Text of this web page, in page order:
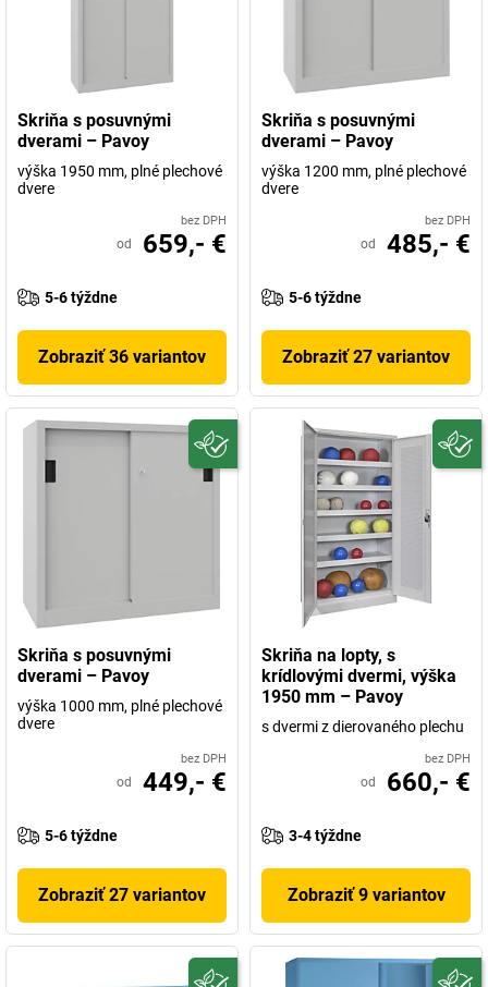
Skriňa s posuvnými
dverami – Pavoy
výška 1950 mm, plné plechové
dvere
bez DPH
od 659,- €
5-6 týždne
Zobraziť 36 variantov
Skriňa s posuvnými
dverami – Pavoy
výška 1200 mm, plné plechové
dvere
bez DPH
od 485,- €
5-6 týždne
Zobraziť 27 variantov
Skriňa s posuvnými
dverami – Pavoy
výška 1000 mm, plné plechové
dvere
bez DPH
od 449,- €
5-6 týždne
Zobraziť 27 variantov
Skriňa na lopty, s
krídlovými dvermi, výška
1950 mm – Pavoy
s dvermi z dierovaného plechu
bez DPH
od 660,- €
3-4 týždne
Zobraziť 9 variantov